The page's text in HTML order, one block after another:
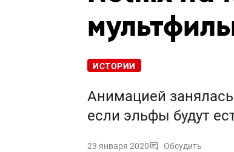
ИСТОРИИ
Анимацией занялась
если эльфы будут
23 января 2020 Обсудить